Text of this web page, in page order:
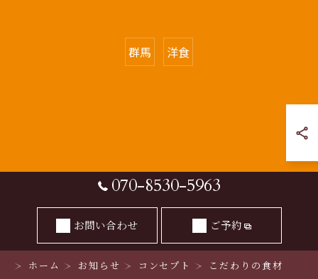
群馬 洋食
070-8530-5963
お問い合わせ ご予約
ホーム お知らせ コンセプト こだわりの食材